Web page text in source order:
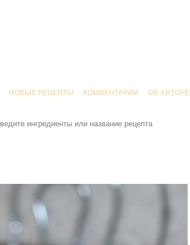
НОВЫЕ РЕЦЕПТЫ КОММЕНТАРИИ ОБ АВТОРЕ